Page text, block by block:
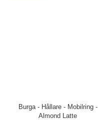
Burga - Hållare - Mobilring -
Almond Latte